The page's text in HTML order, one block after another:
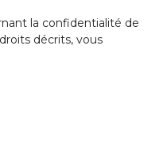
la confidentialité de
décrits, vous